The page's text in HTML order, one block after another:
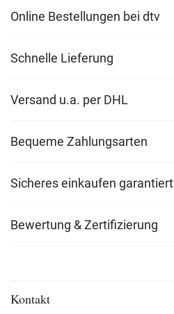
Online Bestellungen bei dtv
Schnelle Lieferung
Versand u.a. per DHL
Bequeme Zahlungsarten
Sicheres einkaufen garantiert
Bewertung & Zertifizierung
Kontakt